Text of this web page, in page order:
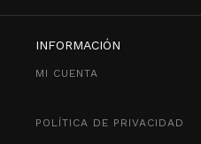
INFORMACIÓN
MI CUENTA
POLÍTICA DE PRIVACIDAD